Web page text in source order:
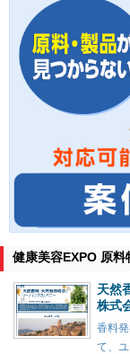
健康美容EXPO 原料
天然
株式
香料
て、